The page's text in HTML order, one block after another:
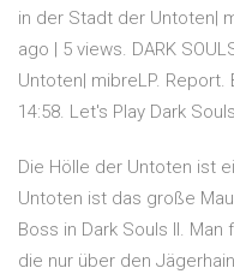
in der Stadt der Untoten|
ago | 5 views. DARK
Untoten| mibreLP.
14:58. Let's Play Dark
Die Hölle der Untoten ist
Untoten ist das große
Boss in Dark Souls II.
die nur über den